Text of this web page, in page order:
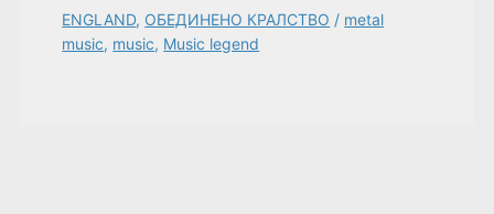
ENGLAND, ОБЕДИНЕНО КРАЛСТВО / metal
music, music, Music legend